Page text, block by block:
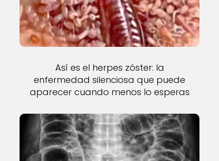
Así es el herpes zóster: la
enfermedad silenciosa que puede
aparecer cuando menos lo esperas